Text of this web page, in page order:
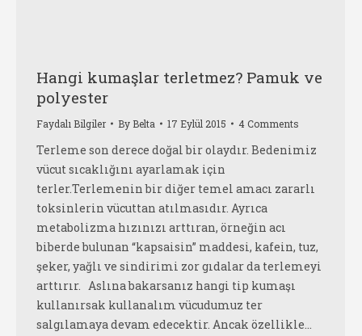
Hangi kumaşlar terletmez? Pamuk ve
polyester
Faydalı Bilgiler By Belta 17 Eylül 2015 4 Comments
Terleme son derece doğal bir olaydır. Bedenimiz
vücut sıcaklığını ayarlamak için
terler.Terlemenin bir diğer temel amacı zararlı
toksinlerin vücuttan atılmasıdır. Ayrıca
metabolizma hızınızı arttıran, örneğin acı
biberde bulunan “kapsaisin” maddesi, kafein, tuz,
şeker, yağlı ve sindirimi zor gıdalar da terlemeyi
arttırır. Aslına bakarsanız hangi tip kumaşı
kullanırsak kullanalım vücudumuz ter
salgılamaya devam edecektir. Ancak özellikle…